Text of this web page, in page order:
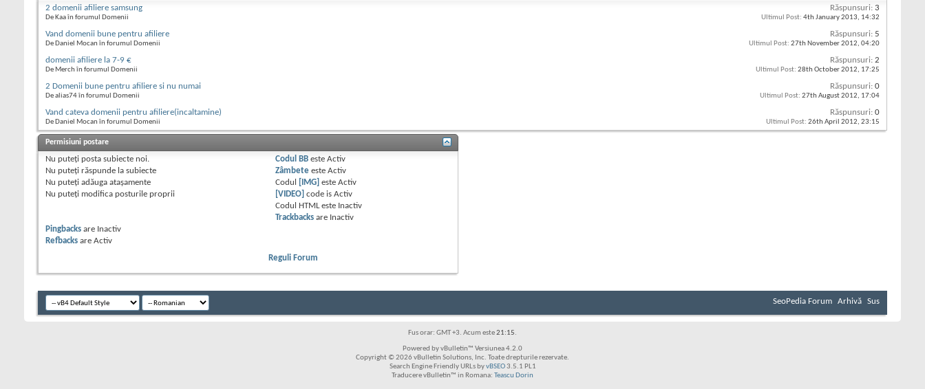
2 domenii afiliere samsung
De Kaa în forumul Domenii
Răspunsuri: 3
Ultimul Post: 4th January 2013, 14:32
Vand domenii bune pentru afiliere
De Daniel Mocan în forumul Domenii
Răspunsuri: 5
Ultimul Post: 27th November 2012, 04:20
domenii afiliere la 7-9 €
De Merch în forumul Domenii
Răspunsuri: 2
Ultimul Post: 28th October 2012, 17:25
2 Domenii bune pentru afiliere si nu numai
De alias74 în forumul Domenii
Răspunsuri: 0
Ultimul Post: 27th August 2012, 17:04
Vand cateva domenii pentru afiliere(incaltamine)
De Daniel Mocan în forumul Domenii
Răspunsuri: 0
Ultimul Post: 26th April 2012, 23:15
Permisiuni postare
Nu puteţi posta subiecte noi.
Nu puteţi răspunde la subiecte
Nu puteţi adăuga ataşamente
Nu puteţi modifica posturile proprii
Codul BB esteActiv
Zâmbete esteActiv
Codul
[IMG] esteActiv
[VIDEO] code isActiv
Codul HTML este Inactiv
Trackbacks are Inactiv
Pingbacks are Inactiv
Refbacks are Activ
Reguli Forum
SeoPedia Forum Arhivă Sus
Fus orar: GMT +3. Acum este21:15.
Powered by vBulletin™ Versiunea 4.2.0
Copyright © 2026 vBulletin Solutions, Inc. Toate drepturile rezervate.
Search Engine Friendly URLs byvBSEO3.5.1 PL1
Traducere vBulletin™ in Romana: Teascu Dorin